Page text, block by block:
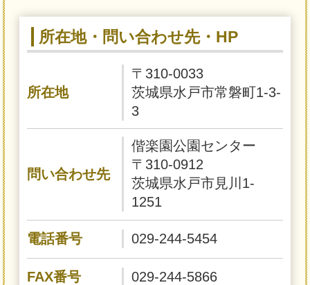
所在地・問い合わせ先・HP
所在地
〒310-0033
茨城県水戸市常磐町1-3-
3
問い合わせ先
偕楽園公園センター
〒310-0912
茨城県水戸市見川1-
1251
電話番号 029-244-5454
FAX番号 029-244-5866